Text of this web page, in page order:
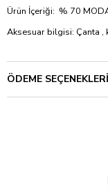
Ürün İçeriği: % 70
Aksesuar bilgisi: Çanta ,
ÖDEME SEÇENEKLERI